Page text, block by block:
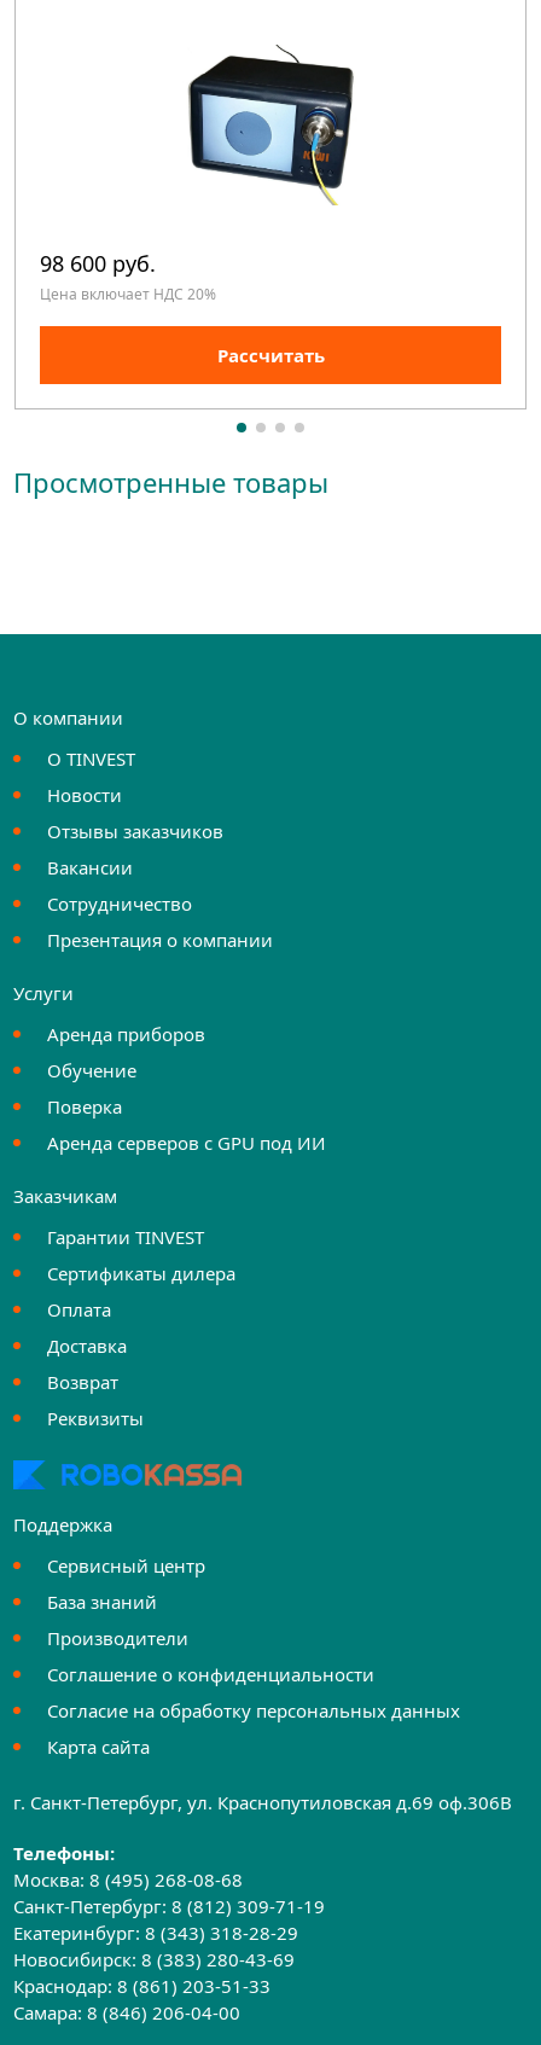
98 600 руб.
Цена включает НДС 20%
Рассчитать
Просмотренные товары
О компании
О TINVEST
Новости
Отзывы заказчиков
Вакансии
Сотрудничество
Презентация о компании
Услуги
Аренда приборов
Обучение
Поверка
Аренда серверов с GPU под ИИ
Заказчикам
Гарантии TINVEST
Сертификаты дилера
Оплата
Доставка
Возврат
Реквизиты
Поддержка
Сервисный центр
База знаний
Производители
Соглашение о конфиденциальности
Согласие на обработку персональных данных
Карта сайта
г. Санкт-Петербург, ул. Краснопутиловская д.69 оф.306B
Телефоны:
Москва:8 (495) 268-08-68
Санкт-Петербург:8 (812) 309-71-19
Екатеринбург:8 (343) 318-28-29
Новосибирск:8 (383) 280-43-69
Краснодар:8 (861) 203-51-33
Самара:8 (846) 206-04-00